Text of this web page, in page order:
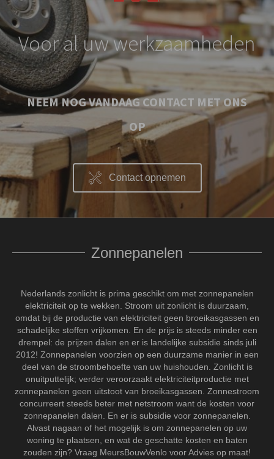
Voor al uw werkzaamheden
NEEM NOG VANDAAG CONTACT MET ONS
OP
Contact opnemen
Zonnepanelen
Nederlands zonlicht is prima geschikt om met zonnepanelen
elektriciteit op te wekken. Stroom uit zonlicht is duurzaam,
omdat bij de productie van elektriciteit geen broeikasgassen en
schadelijke stoffen vrijkomen. En de prijs is steeds minder een
drempel: de prijzen dalen en er is landelijke subsidie sinds juli
2012! Zonnepanelen voorzien op een duurzame manier in een
deel van de stroombehoefte van uw huishouden. Zonlicht is
onuitputtelijk; verder veroorzaakt elektriciteitproductie met
zonnepanelen geen uitstoot van broeikasgassen. Zonnestroom
concurreert steeds beter met netstroom want de kosten voor
zonnepanelen dalen. En er is subsidie voor zonnepanelen.
Alvast nagaan of het mogelijk is om zonnepanelen op uw
woning te plaatsen, en wat de geschatte kosten en baten
zouden zijn? Vraag MeursBouwVenlo voor Advies op maat!